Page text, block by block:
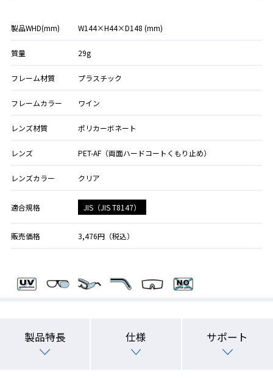
製品WHD(mm) W144×H44×D148 (mm)
質量 29g
フレーム材質 プラスチック
フレームカラー ワイン
レンズ材質 ポリカーボネート
レンズ PET-AF（両面ハードコートくもり止め）
レンズカラー クリア
適合規格 JIS（JIS T8147）
販売価格 3,476円（税込）
製品特長 仕様 サポート